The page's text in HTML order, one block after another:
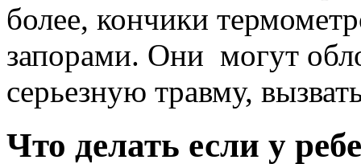
более, кончики
запорами. Они могут
серьезную травму,
Что делать если у